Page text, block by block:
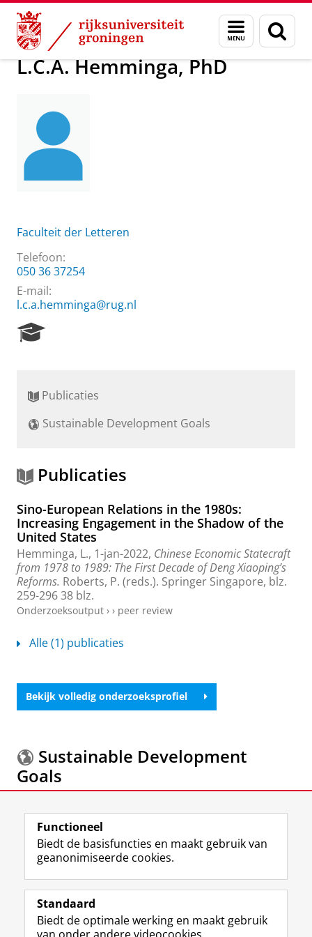
Skip
Content
Skip
Navigation
Menu
en
zoeken
Over ons L.C.A. Hemminga, PhD
L.C.A. Hemminga, PhD
Faculteit der Letteren
Telefoon:
050 36 37254
E-mail:
l.c.a.hemminga@rug.nl
r
h
r
t
l
Publicaties
Sustainable Development Goals
Publicaties
Sino-European Relations in the 1980s:
Increasing Engagement in the Shadow of the
United States
Hemminga, L., 1-jan-2022, Chinese Economic Statecraft
from 1978 to 1989: The First Decade of Deng Xiaoping’s
Reforms. Roberts, P. (reds.). Springer Singapore, blz.
259-29638 blz.
Onderzoeksoutput › › peer review
Alle (1) publicaties
Bekijk volledig onderzoeksprofiel
Sustainable Development
Goals
Meer informatie over deSustainable Development
Goals.
Volg de RUG
F
a
e
L
i
k
R
S
-
I
n
t
Y
o
T
Studiekiezers
Functioneel
Biedt de basisfuncties en maakt gebruik van
geanonimiseerde cookies.
Standaard
Biedt de optimale werking en maakt gebruik